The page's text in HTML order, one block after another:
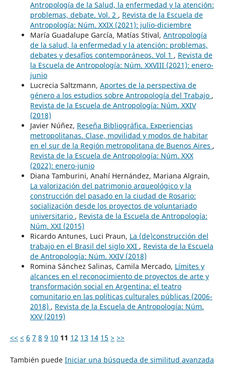
Antropología de la Salud, la enfermedad y la atención:
problemas, debate. Vol. 2 , Revista de la Escuela de
Antropología: Núm. XXIX (2021): julio-diciembre
María Guadalupe García, Matías Stival, Antropología
de la salud, la enfermedad y la atención: problemas,
debates y desafíos contemporáneos. Vol 1 , Revista de
la Escuela de Antropología: Núm. XXVIII (2021): enero-
junio
Lucrecia Saltzmann, Aportes de la perspectiva de
género a los estudios sobre Antropología del Trabajo ,
Revista de la Escuela de Antropología: Núm. XXIV
(2018)
Javier Núñez, Reseña Bibliográfica. Experiencias
metropolitanas. Clase, movilidad y modos de habitar
en el sur de la Región metropolitana de Buenos Aires ,
Revista de la Escuela de Antropología: Núm. XXX
(2022): enero-junio
Diana Tamburini, Anahí Hernández, Mariana Algrain,
La valorización del patrimonio arqueológico y la
construcción del pasado en la ciudad de Rosario:
socialización desde los proyectos de voluntariado
universitario , Revista de la Escuela de Antropología:
Núm. XXI (2015)
Ricardo Antunes, Luci Praun, La (de)construcción del
trabajo en el Brasil del siglo XXI , Revista de la Escuela
de Antropología: Núm. XXIV (2018)
Romina Sánchez Salinas, Camila Mercado, Límites y
alcances en el reconocimiento de proyectos de arte y
transformación social en Argentina: el teatro
comunitario en las políticas culturales públicas (2006-
2018) , Revista de la Escuela de Antropología: Núm.
XXV (2019)
<< < 6 7 8 9 10 11 12 13 14 15 > >>
También puede Iniciar una búsqueda de similitud avanzada